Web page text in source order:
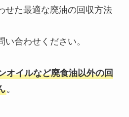
せた最適な廃油の回収方法
い合わせください。
オイルなど廃食油以外の回
。